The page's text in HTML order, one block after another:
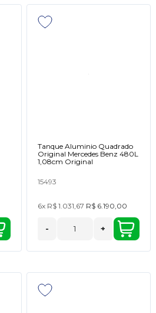
Tanque Aluminio Quadrado
Original Mercedes Benz 480L
1,08cm Original
15493
6x R$ 1.031,67 R$ 6.190,00
- +